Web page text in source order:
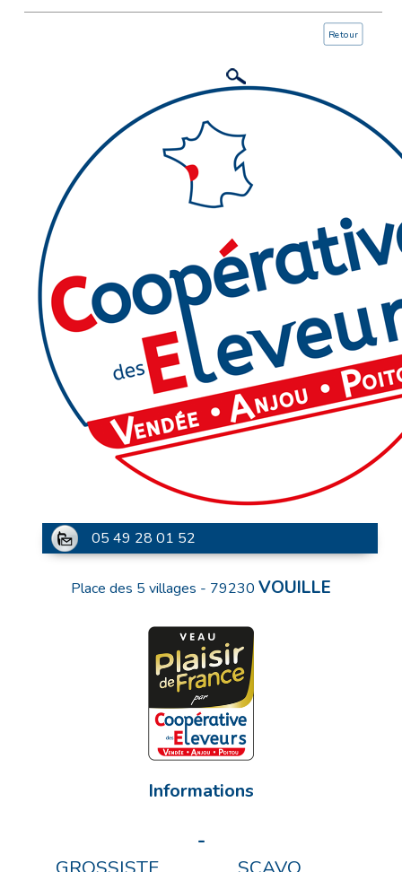
Retour
05 49 28 01 52
Place des 5 villages - 79230 VOUILLE
Informations
-